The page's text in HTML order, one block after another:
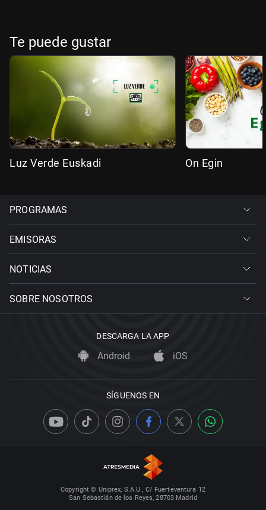
Te puede gustar
Luz Verde Euskadi On Egin
PROGRAMAS
EMISORAS
NOTICIAS
SOBRE NOSOTROS
DESCARGA LA APP
Android iOS
SÍGUENOS EN
Copyright © Uniprex, S.A.U., C/ Fuerteventura 12
San Sebastián de los Reyes, 28703 Madrid